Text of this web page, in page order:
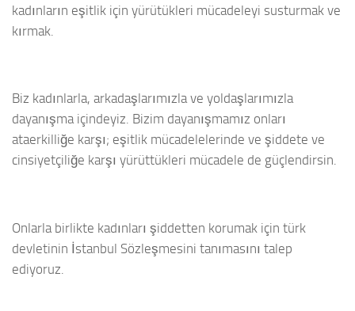
kadınların eşitlik için yürütükleri mücadeleyi susturmak ve
kırmak.
Biz kadınlarla, arkadaşlarımızla ve yoldaşlarımızla
dayanışma içindeyiz. Bizim dayanışmamız onları
ataerkilliğe karşı; eşitlik mücadelelerinde ve şiddete ve
cinsiyetçiliğe karşı yürüttükleri mücadele de güçlendirsin.
Onlarla birlikte kadınları şiddetten korumak için türk
devletinin İstanbul Sözleşmesini tanımasını talep
ediyoruz.